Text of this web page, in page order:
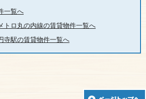
一覧へ
トロ丸の内線の賃貸物件一覧へ
寺駅の賃貸物件一覧へ